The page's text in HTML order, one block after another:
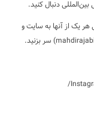
دنبال کنید.
هر یک از آنها به سایت و